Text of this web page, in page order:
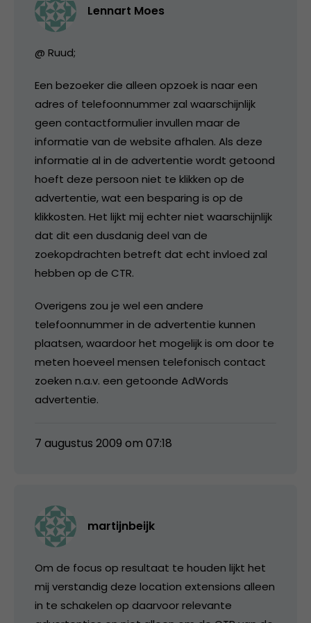
Lennart Moes
@ Ruud;
Een bezoeker die alleen opzoek is naar een
adres of telefoonnummer zal waarschijnlijk
geen contactformulier invullen maar de
informatie van de website afhalen. Als deze
informatie al in de advertentie wordt getoond
hoeft deze persoon niet te klikken op de
advertentie, wat een besparing is op de
klikkosten. Het lijkt mij echter niet waarschijnlijk
dat dit een dusdanig deel van de
zoekopdrachten betreft dat echt invloed zal
hebben op de CTR.
Overigens zou je wel een andere
telefoonnummer in de advertentie kunnen
plaatsen, waardoor het mogelijk is om door te
meten hoeveel mensen telefonisch contact
zoeken n.a.v. een getoonde AdWords
advertentie.
7 augustus 2009 om 07:18
martijnbeijk
Om de focus op resultaat te houden lijkt het
mij verstandig deze location extensions alleen
in te schakelen op daarvoor relevante